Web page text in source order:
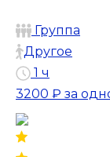
Группа
Другое
1 ч
3200 ₽ за